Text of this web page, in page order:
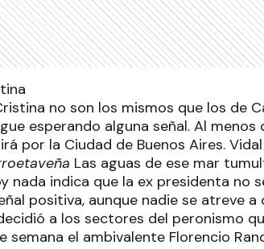
no son los mismos que los de
esperando alguna señal. Al
por la Ciudad de Buenos Aires.
Las aguas de ese mar
nada indica que la ex presidenta no
positiva, aunque nadie se atreve
a los sectores del peronismo
semana el ambivalente Florencio